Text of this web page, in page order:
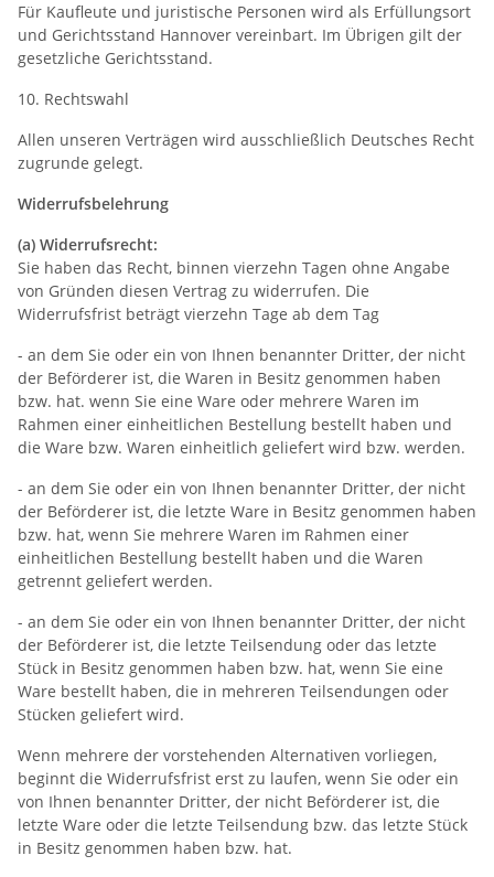
Für Kaufleute und juristische Personen wird als Erfüllungsort
und Gerichtsstand Hannover vereinbart. Im Übrigen gilt der
gesetzliche Gerichtsstand.
10. Rechtswahl
Allen unseren Verträgen wird ausschließlich Deutsches Recht
zugrunde gelegt.
Widerrufsbelehrung
(a) Widerrufsrecht:
Sie haben das Recht, binnen vierzehn Tagen ohne Angabe
von Gründen diesen Vertrag zu widerrufen. Die
Widerrufsfrist beträgt vierzehn Tage ab dem Tag
- an dem Sie oder ein von Ihnen benannter Dritter, der nicht
der Beförderer ist, die Waren in Besitz genommen haben
bzw. hat. wenn Sie eine Ware oder mehrere Waren im
Rahmen einer einheitlichen Bestellung bestellt haben und
die Ware bzw. Waren einheitlich geliefert wird bzw. werden.
- an dem Sie oder ein von Ihnen benannter Dritter, der nicht
der Beförderer ist, die letzte Ware in Besitz genommen haben
bzw. hat, wenn Sie mehrere Waren im Rahmen einer
einheitlichen Bestellung bestellt haben und die Waren
getrennt geliefert werden.
- an dem Sie oder ein von Ihnen benannter Dritter, der nicht
der Beförderer ist, die letzte Teilsendung oder das letzte
Stück in Besitz genommen haben bzw. hat, wenn Sie eine
Ware bestellt haben, die in mehreren Teilsendungen oder
Stücken geliefert wird.
Wenn mehrere der vorstehenden Alternativen vorliegen,
beginnt die Widerrufsfrist erst zu laufen, wenn Sie oder ein
von Ihnen benannter Dritter, der nicht Beförderer ist, die
letzte Ware oder die letzte Teilsendung bzw. das letzte Stück
in Besitz genommen haben bzw. hat.